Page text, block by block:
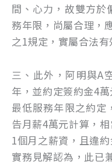
間、心力，故雙方於
務年限，尚屬合理，
之1規定，實屬合法有
三、此外，阿明與A
年，並約定簽約金4
最低服務年限之約定
告月薪4萬元計算，
1個月之薪資，且違
實務見解認為，此已